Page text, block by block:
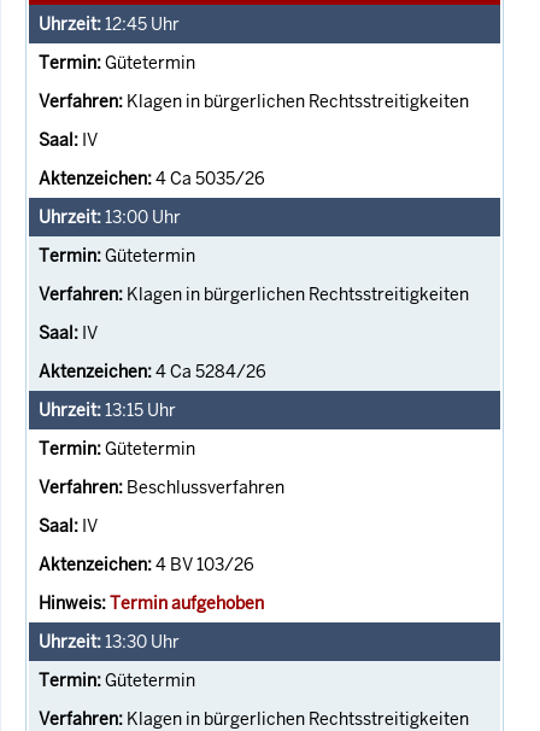
12:45 Uhr
Gütetermin
Klagen in bürgerlichen Rechtsstreitigkeiten
IV
4 Ca 5035/26
13:00 Uhr
Gütetermin
Klagen in bürgerlichen Rechtsstreitigkeiten
IV
4 Ca 5284/26
13:15 Uhr
Gütetermin
Beschlussverfahren
IV
4 BV 103/26
Termin aufgehoben
13:30 Uhr
Gütetermin
Klagen in bürgerlichen Rechtsstreitigkeiten